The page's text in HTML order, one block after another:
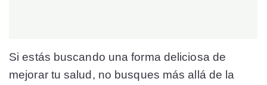
Si estás buscando una forma deliciosa de
mejorar tu salud, no busques más allá de la